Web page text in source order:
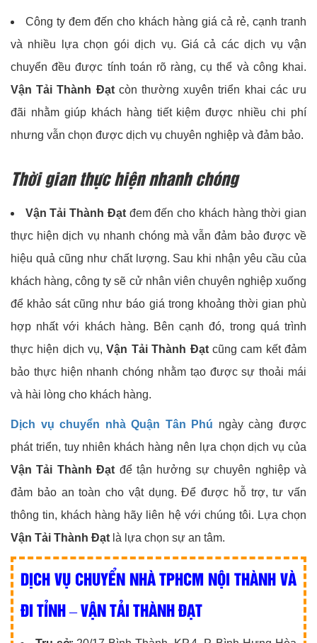
Công ty đem đến cho khách hàng giá cả rẻ, cạnh tranh
và nhiều lựa chọn gói dịch vụ. Giá cả các dịch vụ vận
chuyển đều được tính toán rõ ràng, cụ thể và công khai.
Vận Tải Thành Đạtcòn thường xuyên triển khai các ưu
đãi nhằm giúp khách hàng tiết kiệm được nhiều chi phí
nhưng vẫn chọn được dịch vụ chuyên nghiệp và đảm bảo.
Thời gian thực hiện nhanh chóng
Vận Tải Thành Đạtđem đến cho khách hàng thời gian
thực hiện dịch vụ nhanh chóng mà vẫn đảm bảo được về
hiệu quả cũng như chất lượng. Sau khi nhận yêu cầu của
khách hàng, công ty sẽ cử nhân viên chuyên nghiệp xuống
để khảo sát cũng như báo giá trong khoảng thời gian phù
hợp nhất với khách hàng. Bên cạnh đó, trong quá trình
thực hiện dịch vụ,Vận Tải Thành Đạtcũng cam kết đảm
bảo thực hiện nhanh chóng nhằm tạo được sự thoải mái
và hài lòng cho khách hàng.
Dịch vụ chuyển nhà Quận Tân Phú ngày càng được
phát triển, tuy nhiên khách hàng nên lựa chọn dịch vụ của
Vận Tải Thành Đạt để tận hưởng sự chuyên nghiệp và
đảm bảo an toàn cho vật dụng. Để được hỗ trợ, tư vấn
thông tin, khách hàng hãy liên hệ với chúng tôi. Lựa chọn
Vận Tải Thành Đạt là lựa chọn sự an tâm.
DỊCH VỤ CHUYỂN NHÀ TPHCM NỘI THÀNH VÀ
ĐI TỈNH – VẬN TẢI THÀNH ĐẠT